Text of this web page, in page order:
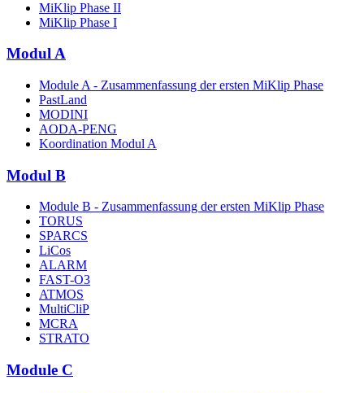
MiKlip Phase II
MiKlip Phase I
Modul A
Module A - Zusammenfassung der ersten MiKlip Phase
PastLand
MODINI
AODA-PENG
Koordination Modul A
Modul B
Module B - Zusammenfassung der ersten MiKlip Phase
TORUS
SPARCS
LiCos
ALARM
FAST-O3
ATMOS
MultiCliP
MCRA
STRATO
Module C